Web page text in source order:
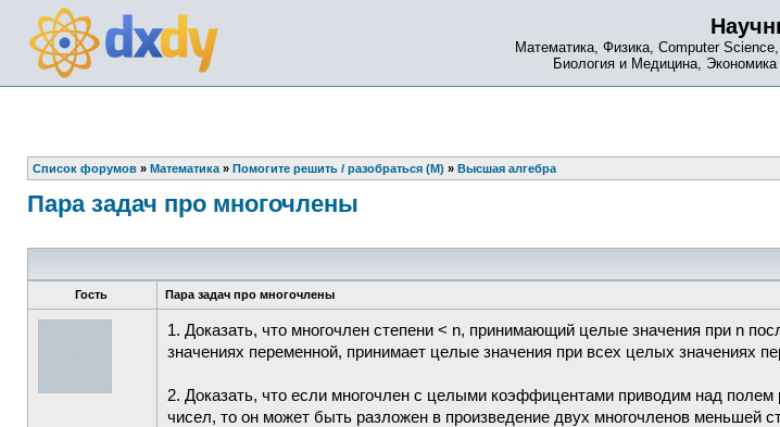
Математика, Физика, Computer
Биология и Медицина,
Список форумов » Математика » Помогите решить / разобраться (М) » Высшая алгебра
Пара задач про многочлены
Гость Пара задач про многочлены
1. Доказать, что многочлен степени < n, принимающий целые значения при n
значениях переменной, принимает целые значения при всех целых значениях
2. Доказать, что если многочлен с целыми коэффицентами приводим над полем
чисел, то он может быть разложен в произведение двух многочленов меньшей